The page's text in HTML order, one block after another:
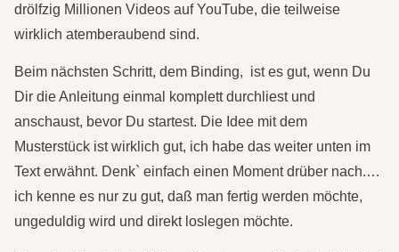
drölfzig Millionen Videos auf YouTube, die teilweise
wirklich atemberaubend sind.
Beim nächsten Schritt, dem Binding, ist es gut, wenn Du
Dir die Anleitung einmal komplett durchliest und
anschaust, bevor Du startest. Die Idee mit dem
Musterstück ist wirklich gut, ich habe das weiter unten im
Text erwähnt. Denk` einfach einen Moment drüber nach.…
ich kenne es nur zu gut, daß man fertig werden möchte,
ungeduldig wird und direkt loslegen möchte.